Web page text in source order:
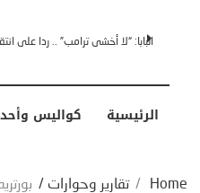
البابا: “لا أخشى ترامب” .. ردا على
الرئيسية كواليس
Home
/ تقارير وحوارات /